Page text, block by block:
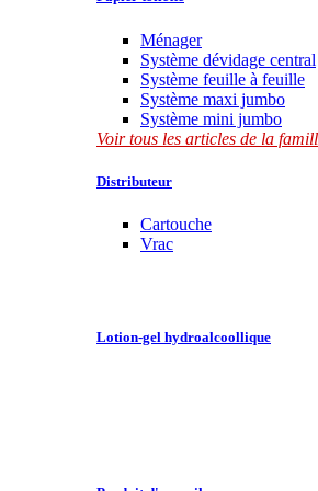
Ménager
Système dévidage central
Système feuille à feuille
Système maxi jumbo
Système mini jumbo
Voir tous les articles de la
Distributeur
Cartouche
Vrac
Lotion-gel hydroalcoollique